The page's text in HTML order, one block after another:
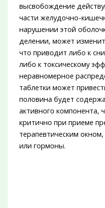
высвобождение
части желудочно-
нарушении этой
делении, может
что приводит либо к
либо к токсическому
неравномерное
таблетки может
половина будет
активного компонента,
критично при приеме
терапевтическим
или гормоны.